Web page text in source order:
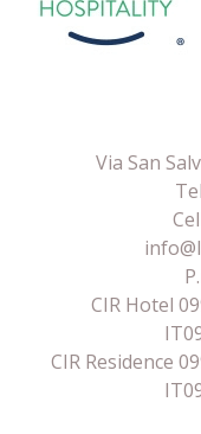
Via San
CIR Hotel
CIR Residence